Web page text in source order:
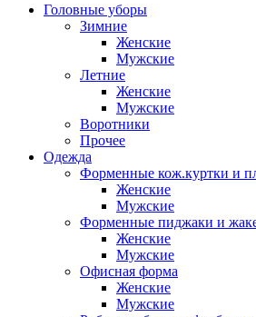
Головные уборы
Зимние
Женские
Мужские
Летние
Женские
Мужские
Воротники
Прочее
Одежда
Форменные кож.куртки и
Женские
Мужские
Форменные пиджаки и
Женские
Мужские
Офисная форма
Женские
Мужские